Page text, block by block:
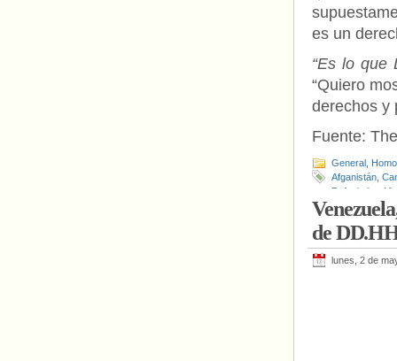
es un
“Es lo que
“Quiero
derechos y
Fuente:
General
Afganistán
Refugiados
de
lunes, 2 de